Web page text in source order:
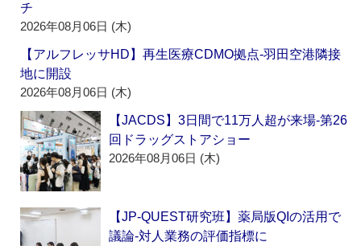
チ
2026年08月06日 (木)
【アルフレッサHD】再生医療CDMO拠点‐羽田空港隣接
地に開設
2026年08月06日 (木)
【JACDS】3日間で11万人超が来場‐第26
回ドラッグストアショー
2026年08月06日 (木)
【JP-QUEST研究班】薬局版QIの活用で
議論‐対人業務の評価指標に